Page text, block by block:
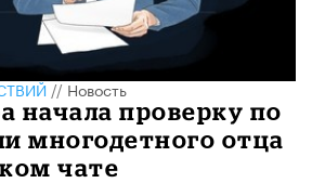
//Новость
начала проверку по
многодетного отца
чате